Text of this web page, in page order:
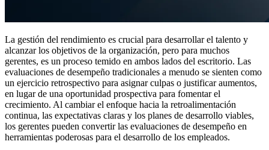
La gestión del rendimiento es crucial para desarrollar el talento y
alcanzar los objetivos de la organización, pero para muchos
gerentes, es un proceso temido en ambos lados del escritorio. Las
evaluaciones de desempeño tradicionales a menudo se sienten como
un ejercicio retrospectivo para asignar culpas o justificar aumentos,
en lugar de una oportunidad prospectiva para fomentar el
crecimiento. Al cambiar el enfoque hacia la retroalimentación
continua, las expectativas claras y los planes de desarrollo viables,
los gerentes pueden convertir las evaluaciones de desempeño en
herramientas poderosas para el desarrollo de los empleados.